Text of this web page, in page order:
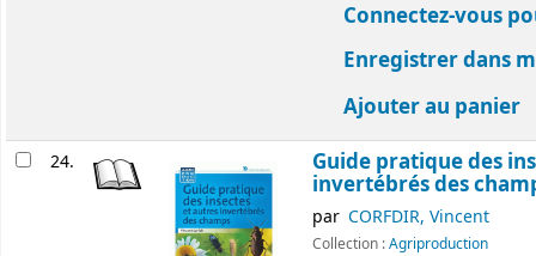
Connectez-vous
Enregistrer dans
Ajouter au panier
24. Guide pratique des
invertébrés des
par CORFDIR, Vincent
Collection :Agriproduction